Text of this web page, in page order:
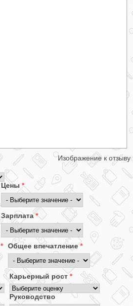
Изображение к отзыву
Цены *
Зарплата*
* Общее впечатление*
Карьерный рост *
Руководство